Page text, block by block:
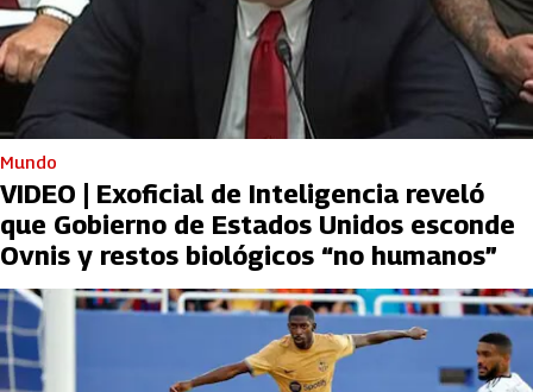
Mundo
VIDEO | Exoficial de Inteligencia reveló
que Gobierno de Estados Unidos esconde
Ovnis y restos biológicos “no humanos”